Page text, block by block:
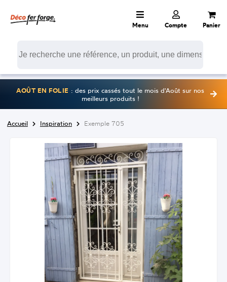
Menu Compte Panier
AOÛT EN FOLIE : des prix cassés tout le mois d'Août sur nos
meilleurs produits !
Accueil Inspiration Exemple 705